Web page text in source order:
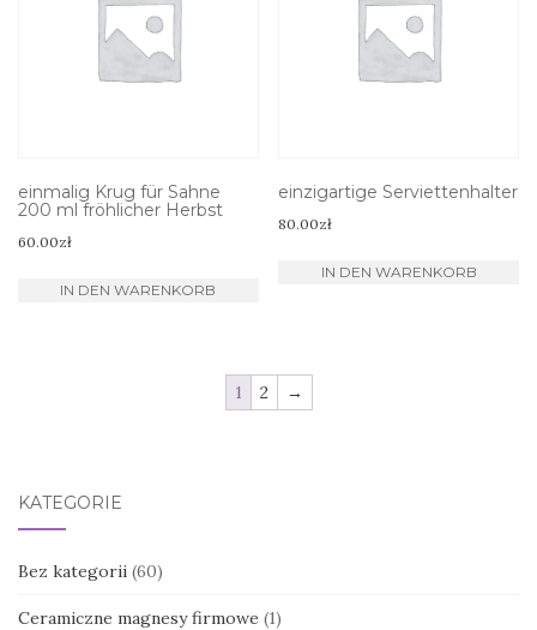
einmalig Krug für Sahne
200 ml fröhlicher Herbst
60.00zł
IN DEN WARENKORB
einzigartige Serviettenhalter
80.00zł
IN DEN WARENKORB
1 2 →
KATEGORIE
Bez kategorii (60)
Ceramiczne magnesy firmowe (1)